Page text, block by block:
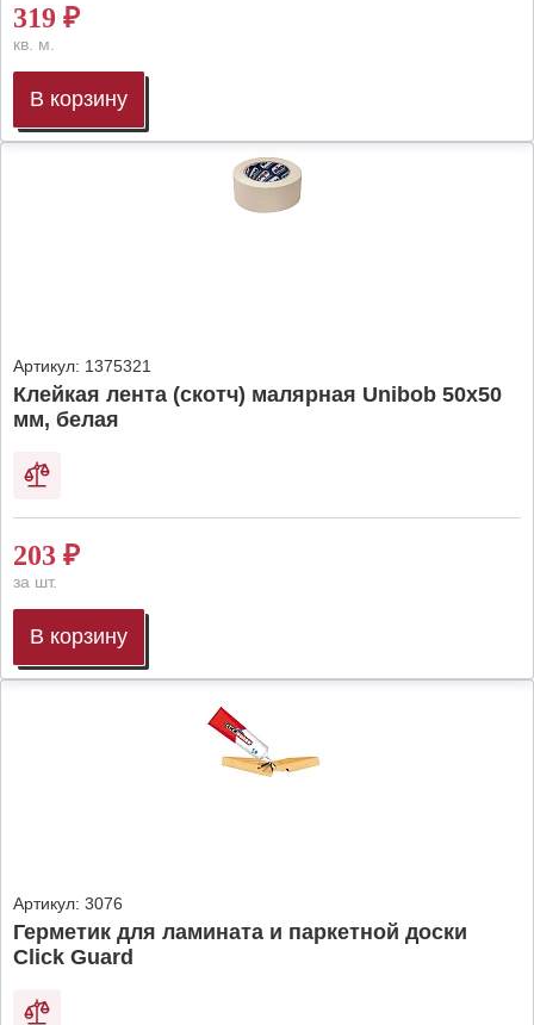
319 ₽
кв. м.
В корзину
Артикул: 1375321
Клейкая лента (скотч) малярная Unibob 50х50
мм, белая
203 ₽
за шт.
В корзину
Артикул: 3076
Герметик для ламината и паркетной доски
Click Guard